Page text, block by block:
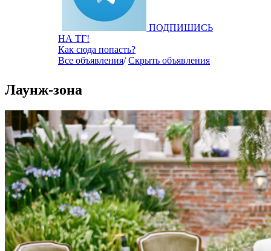
ПОДПИШИСЬ
НА ТГ!
Как сюда попасть?
Все объявления/Скрыть объявления
Лаунж-зона